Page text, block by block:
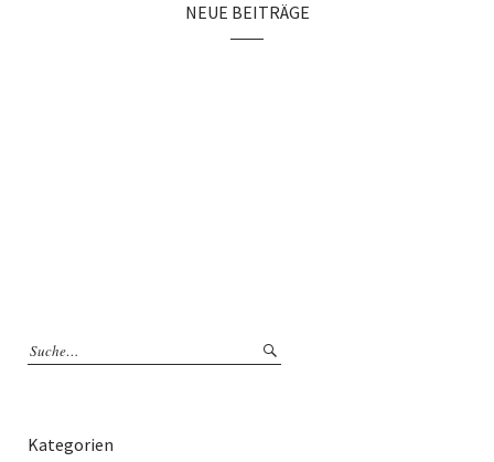
NEUE BEITRÄGE
Kategorien